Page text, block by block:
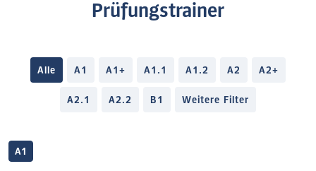
Prüfungstrainer
Alle A1 A1+ A1.1 A1.2 A2 A2+
A2.1 A2.2 B1 Weitere Filter
A1